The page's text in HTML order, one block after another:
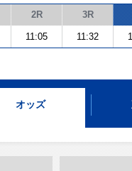
2R 3R
11:05 11:32
オッズ